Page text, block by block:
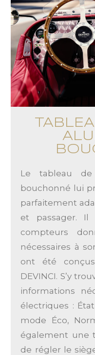
Le tableau
bouchonné lui
parfaitement
et passager. Il
compteurs
nécessaires à
ont été
DEVINCI. S’y
informations
électriques :
mode Éco,
également une
de régler le